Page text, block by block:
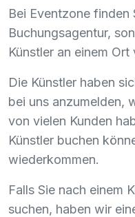
Bei Eventzone finden
Buchungsagentur,
Künstler an einem Ort
Die Künstler haben
bei uns anzumelden,
von vielen Kunden
Künstler buchen
wiederkommen.
Falls Sie nach einem
suchen, haben wir